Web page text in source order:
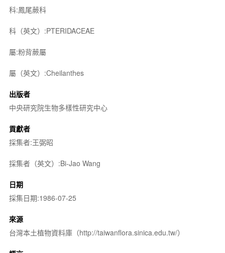
科:鳳尾蕨科
科（英文）:PTERIDACEAE
屬:粉背蕨屬
屬（英文）:Cheilanthes
出版者
中央研究院生物多樣性研究中心
貢獻者
採集者:王弼昭
採集者（英文）:Bi-Jao Wang
日期
採集日期:1986-07-25
來源
台灣本土植物資料庫（http://taiwanflora.sinica.edu.tw/）